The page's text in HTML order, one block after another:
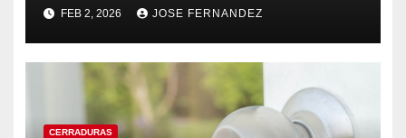
FEB 2, 2026 JOSE FERNANDEZ
CERRADURAS